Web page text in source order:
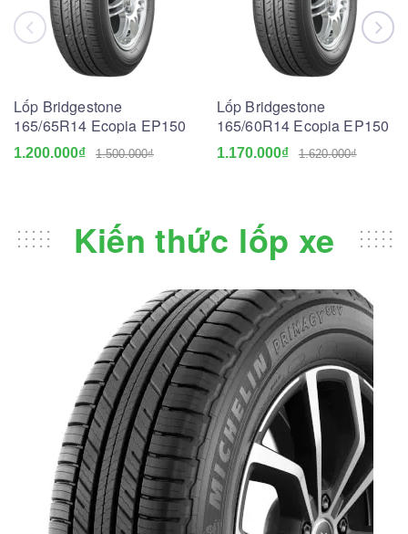
Lốp Bridgestone
165/65R14 Ecopia EP150
1.200.000₫ 1.500.000₫
Lốp Bridgestone
165/60R14 Ecopia EP150
1.170.000₫ 1.620.000₫
Kiến thức lốp xe